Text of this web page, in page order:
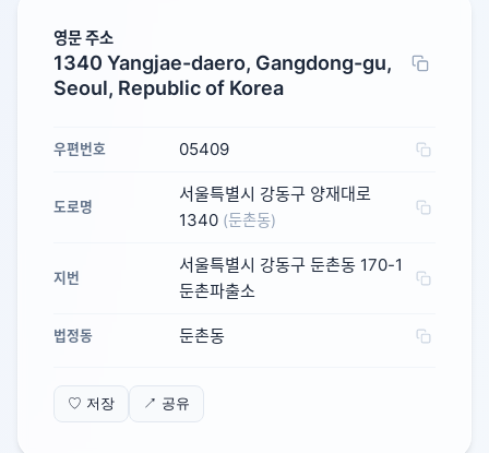
영문 주소
1340 Yangjae-daero, Gangdong-gu,
Seoul, Republic of Korea
우편번호 05409
도로명
서울특별시 강동구 양재대로
1340 (둔촌동)
지번
서울특별시 강동구 둔촌동 170-1
둔촌파출소
법정동 둔촌동
♡ 저장 ↗ 공유